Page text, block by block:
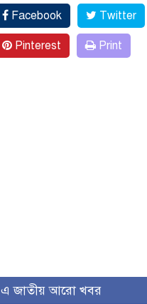
Facebook Twitter
Pinterest Print
এ জাতীয় আরো খবর